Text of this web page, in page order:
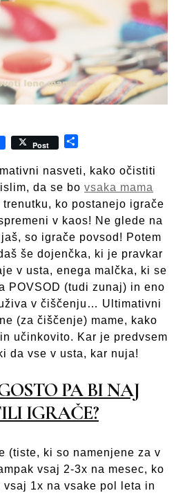
Post
nasveti, kako očistiti
da se bo vsaka mama
trenutku, ko postanejo igrače
v kaos! Ne glede na
so igrače povsod! Potem
še dojenčka, ki je pravkar
v usta, enega malčka, ki se
POVSOD (tudi zunaj) in eno
v čiščenju… Ultimativni
(za čiščenje) mame, kako
učinkovito. Kar je predvsem
da vse v usta, kar nuja!
PA BI NAJ
IGRAČE?
(tiste, ki so namenjene za v
vsaj 2-3x na mesec, ko
1x na vsake pol leta in